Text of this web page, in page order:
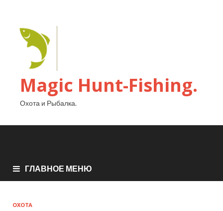
Magic Hunt-Fishing.
Охота и Рыбалка.
ГЛАВНОЕ МЕНЮ
ОХОТА